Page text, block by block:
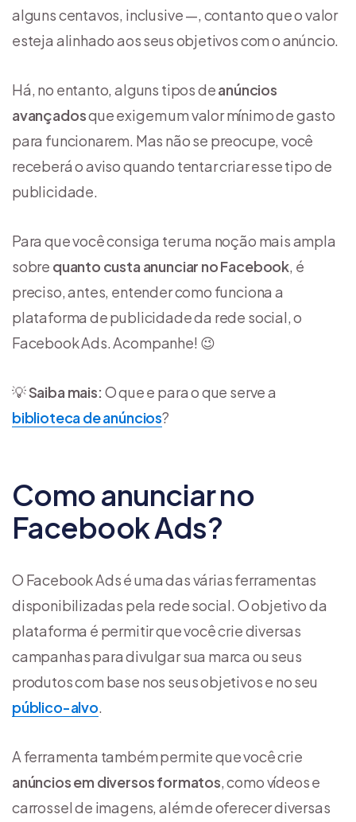
alguns centavos, inclusive —, contanto que o valor
esteja alinhado aos seus objetivos com o anúncio.
Há, no entanto, alguns tipos deanúncios
avançadosque exigem um valor mínimo de gasto
para funcionarem. Mas não se preocupe, você
receberá o aviso quando tentar criar esse tipo de
publicidade.
Para que você consiga ter uma noção mais ampla
sobre quanto custa anunciar no Facebook, é
preciso, antes, entender como funciona a
plataforma de publicidade da rede social, o
Facebook Ads. Acompanhe! 😉
💡Saiba mais: O que e para o que serve a
biblioteca de anúncios?
Como anunciar no
Facebook Ads?
O Facebook Ads é uma das várias ferramentas
disponibilizadas pela rede social. O objetivo da
plataforma é permitir que você crie diversas
campanhas para divulgar sua marca ou seus
produtos com base nos seus objetivos e no seu
público-alvo.
A ferramenta também permite que você crie
anúncios em diversos formatos, como vídeos e
carrossel de imagens, além de oferecer diversas